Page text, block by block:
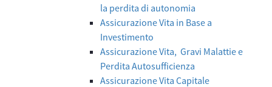
la perdita di autonomia
Assicurazione Vita in Base a
Investimento
Assicurazione Vita, Gravi Malattie e
Perdita Autosufficienza
Assicurazione Vita Capitale